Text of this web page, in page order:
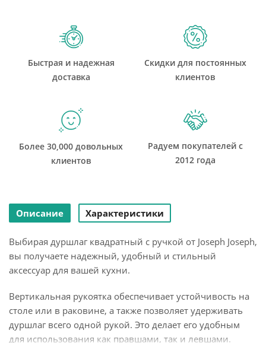
Быстрая и надежная
доставка
Скидки для постоянных
клиентов
Более 30,000 довольных
клиентов
Радуем покупателей с
2012 года
Описание Характеристики
Выбирая дуршлаг квадратный с ручкой от Joseph Joseph,
вы получаете надежный, удобный и стильный
аксессуар для вашей кухни.
Вертикальная рукоятка обеспечивает устойчивость на
столе или в раковине, а также позволяет удерживать
дуршлаг всего одной рукой. Это делает его удобным
для использования как правшами, так и левшами.